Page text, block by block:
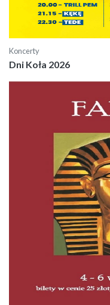
Koncerty
Dni Koła 2026